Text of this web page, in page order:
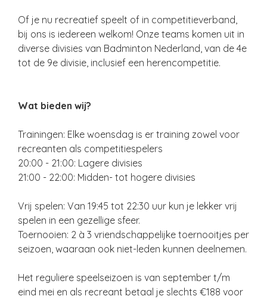
Of je nu recreatief speelt of in competitieverband,
bij ons is iedereen welkom! Onze teams komen uit in
diverse divisies van Badminton Nederland, van de 4e
tot de 9e divisie, inclusief een herencompetitie.
Wat bieden wij?
Trainingen: Elke woensdag is er training zowel voor
recreanten als competitiespelers
20:00 - 21:00: Lagere divisies
21:00 - 22:00: Midden- tot hogere divisies
Vrij spelen: Van 19:45 tot 22:30 uur kun je lekker vrij
spelen in een gezellige sfeer.
Toernooien: 2 à 3 vriendschappelijke toernooitjes per
seizoen, waaraan ook niet-leden kunnen deelnemen.
Het reguliere speelseizoen is van september t/m
eind mei en als recreant betaal je slechts €188 voor